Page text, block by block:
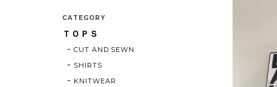
CATEGORY
ＴＯＰＳ
CUT AND SEWN
SHIRTS
KNITWEAR